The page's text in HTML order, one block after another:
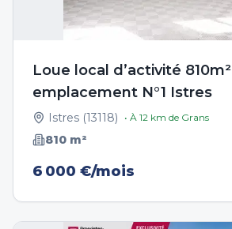
Loue local d’activité 810m²
emplacement N°1 Istres
Istres (13118) • À 12 km de Grans
810 m²
6 000 €/mois